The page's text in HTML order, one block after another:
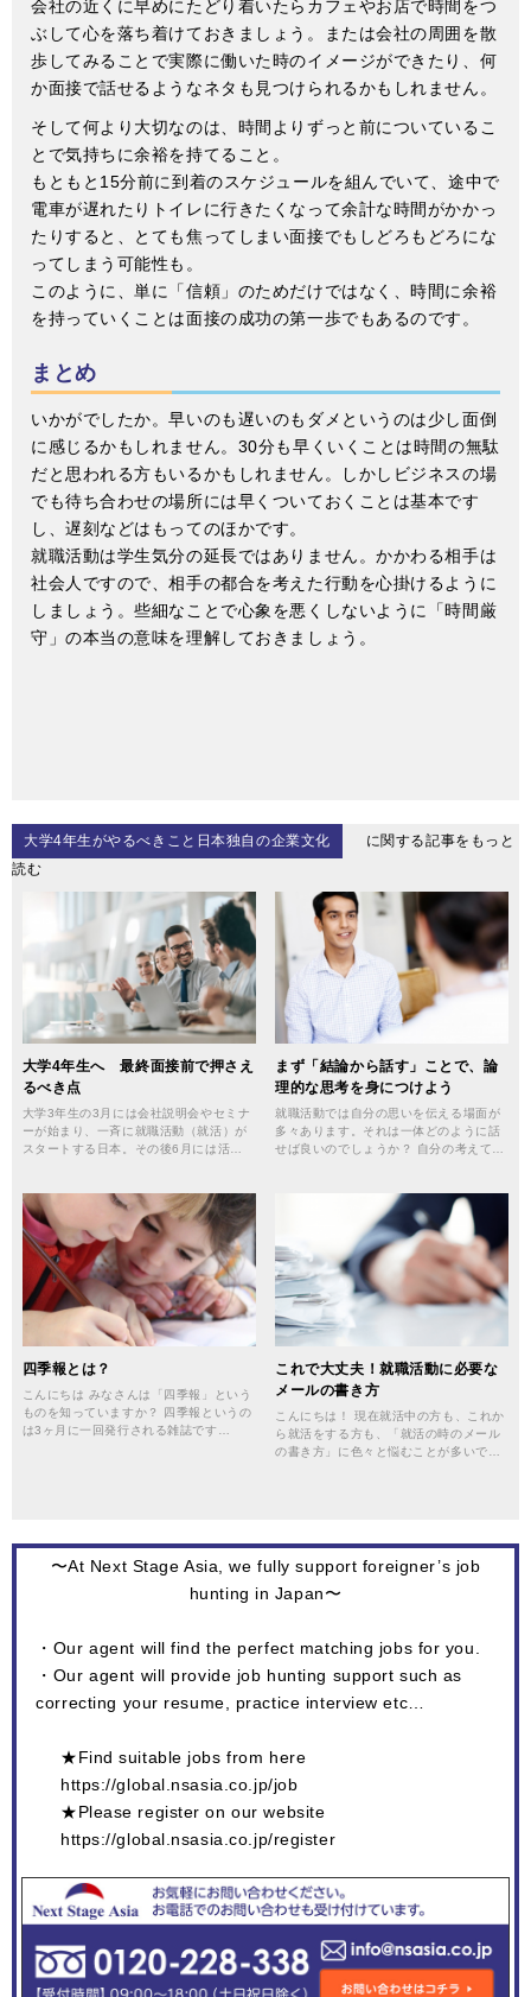
会社の近くに早めにたどり着いたらカフェやお店で時間をつ
ぶして心を落ち着けておきましょう。または会社の周囲を散
歩してみることで実際に働いた時のイメージができたり、何
か面接で話せるようなネタも見つけられるかもしれません。
そして何より大切なのは、時間よりずっと前についているこ
とで気持ちに余裕を持てること。
もともと15分前に到着のスケジュールを組んでいて、途中で
電車が遅れたりトイレに行きたくなって余計な時間がかかっ
たりすると、とても焦ってしまい面接でもしどろもどろにな
ってしまう可能性も。
このように、単に「信頼」のためだけではなく、時間に余裕
を持っていくことは面接の成功の第一歩でもあるのです。
まとめ
いかがでしたか。早いのも遅いのもダメというのは少し面倒
に感じるかもしれません。30分も早くいくことは時間の無駄
だと思われる方もいるかもしれません。しかしビジネスの場
でも待ち合わせの場所には早くついておくことは基本です
し、遅刻などはもってのほかです。
就職活動は学生気分の延長ではありません。かかわる相手は
社会人ですので、相手の都合を考えた行動を心掛けるように
しましょう。些細なことで心象を悪くしないように「時間厳
守」の本当の意味を理解しておきましょう。
大学4年生がやるべきこと日本独自の企業文化
に関する記事をもっと
読む
大学4年生へ 最終面接前で押さえ
るべき点
大学3年生の3月には会社説明会やセミナ
ーが始まり、一斉に就職活動（就活）が
スタートする日本。その後6月には活…
まず「結論から話す」ことで、論
理的な思考を身につけよう
就職活動では自分の思いを伝える場面が
多々あります。それは一体どのように話
せば良いのでしょうか？ 自分の考えて…
四季報とは？
こんにちは みなさんは「四季報」という
ものを知っていますか？ 四季報というの
は3ヶ月に一回発行される雑誌です…
これで大丈夫！就職活動に必要な
メールの書き方
こんにちは！ 現在就活中の方も、これか
ら就活をする方も、「就活の時のメール
の書き方」に色々と悩むことが多いで…
〜At Next Stage Asia, we fully support foreigner’s job
hunting in Japan〜
・Our agent will find the perfect matching jobs for you.
・Our agent will provide job hunting support such as
correcting your resume, practice interview etc…
★Find suitable jobs from here
https://global.nsasia.co.jp/job
★Please register on our website
https://global.nsasia.co.jp/register